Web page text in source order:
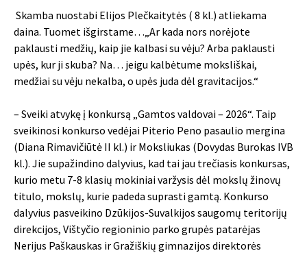
Skamba nuostabi Elijos Plečkaitytės ( 8 kl.) atliekama
daina. Tuomet išgirstame…„Ar kada nors norėjote
paklausti medžių, kaip jie kalbasi su vėju? Arba paklausti
upės, kur ji skuba? Na… jeigu kalbėtume moksliškai,
medžiai su vėju nekalba, o upės juda dėl gravitacijos.“
– Sveiki atvykę į konkursą „Gamtos valdovai – 2026“. Taip
sveikinosi konkurso vedėjai Piterio Peno pasaulio mergina
(Diana Rimavičiūtė II kl.) ir Moksliukas (Dovydas Burokas IVB
kl.). Jie supažindino dalyvius, kad tai jau trečiasis konkursas,
kurio metu 7-8 klasių mokiniai varžysis dėl mokslų žinovų
titulo, mokslų, kurie padeda suprasti gamtą. Konkurso
dalyvius pasveikino Dzūkijos-Suvalkijos saugomų teritorijų
direkcijos, Vištyčio regioninio parko grupės patarėjas
Nerijus Paškauskas ir Gražiškių gimnazijos direktorės